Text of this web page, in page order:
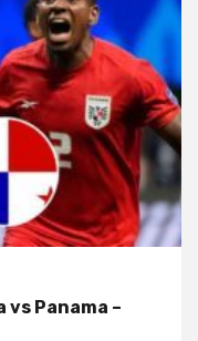
vs Panama –